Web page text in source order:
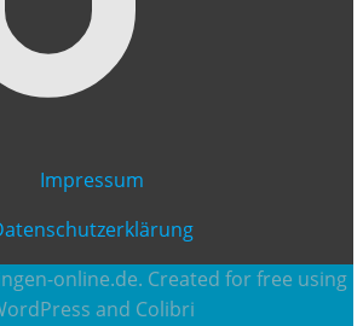
Impressum
online.de. Created for free using
and Colibri